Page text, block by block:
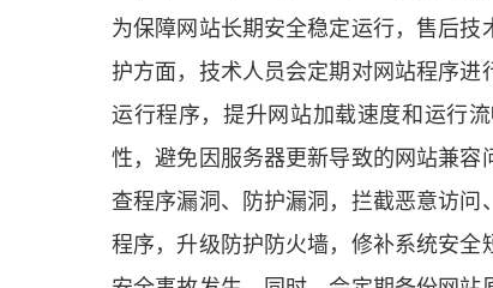
为保障网站长期安全稳定运行，售后
护方面，技术人员会定期对网站程序
运行程序，提升网站加载速度和运行
性，避免因服务器更新导致的网站兼
查程序漏洞、防护漏洞，拦截恶意访
程序，升级防护防火墙，修补系统安